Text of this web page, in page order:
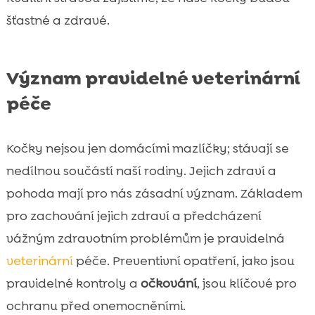
šťastné a zdravé.
Význam pravidelné veterinární
péče
Kočky nejsou jen domácími mazlíčky; stávají se
nedílnou součástí naší rodiny. Jejich zdraví a
pohoda mají pro nás zásadní význam. Základem
pro zachování jejich zdraví a předcházení
vážným zdravotním problémům je pravidelná
veterinárnípéče. Preventivní opatření, jako jsou
pravidelné kontroly a očkování, jsou klíčové pro
ochranu před onemocněními.